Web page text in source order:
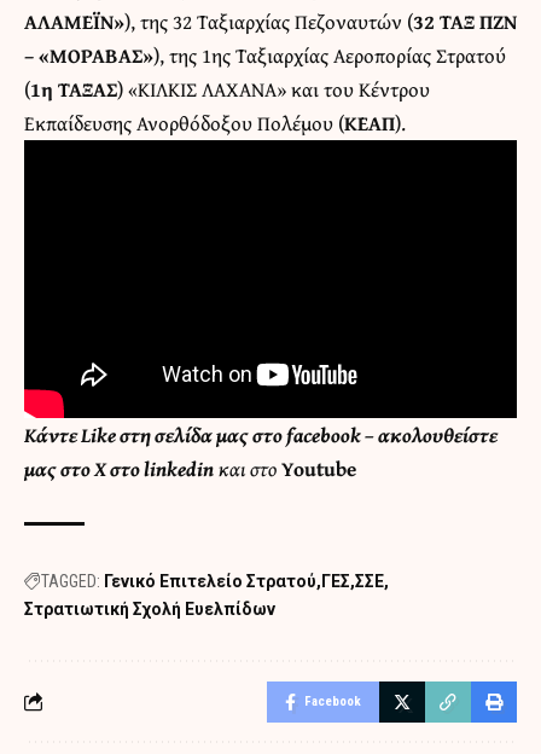
ΑΛΑΜΕΪΝ»), της 32 Ταξιαρχίας Πεζοναυτών (32 ΤΑΞ ΠΖΝ
– «ΜΟΡΑΒΑΣ»), της 1ης Ταξιαρχίας Αεροπορίας Στρατού
(1η ΤΑΞΑΣ) «ΚΙΛΚΙΣ ΛΑΧΑΝΑ» και του Κέντρου
Εκπαίδευσης Ανορθόδοξου Πολέμου (ΚΕΑΠ).
ΚάντεLike στη σελίδα μας στο facebook– ακολουθείστε
μας στοXστοlinkedinκαι στοYoutube
TAGGED: Γενικό Επιτελείο Στρατού ΓΕΣ ΣΣΕ
Στρατιωτική Σχολή Ευελπίδων
Facebook